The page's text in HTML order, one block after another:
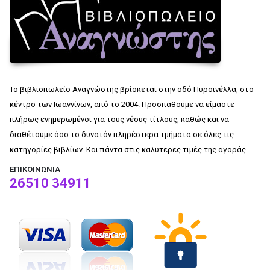
Το βιβλιοπωλείο Αναγνώστης βρίσκεται στην οδό Πυρσινέλλα, στο
κέντρο των Ιωαννίνων, από το 2004. Προσπαθούμε να είμαστε
πλήρως ενημερωμένοι για τους νέους τίτλους, καθώς και να
διαθέτουμε όσο το δυνατόν πληρέστερα τμήματα σε όλες τις
κατηγορίες βιβλίων. Και πάντα στις καλύτερες τιμές της αγοράς.
ΕΠΙΚΟΙΝΩΝΊΑ
26510 34911